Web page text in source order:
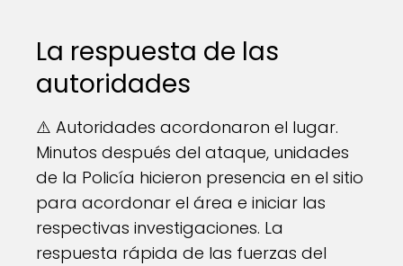
La respuesta de las
autoridades
⚠️ Autoridades acordonaron el lugar.
Minutos después del ataque, unidades
de la Policía hicieron presencia en el sitio
para acordonar el área e iniciar las
respectivas investigaciones. La
respuesta rápida de las fuerzas del